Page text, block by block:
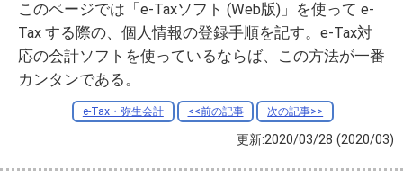
このページでは「e-Taxソフト (Web版)」を使って e-
Tax する際の、個人情報の登録手順を記す。e-Tax対
応の会計ソフトを使っているならば、この方法が一番
カンタンである。
e-Tax・弥生会計 <<前の記事 次の記事>>
更新:2020/03/28 (2020/03)